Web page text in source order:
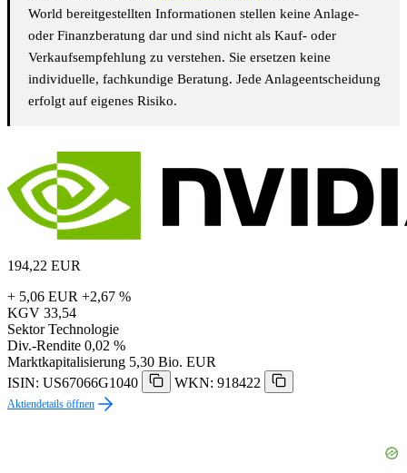
World bereitgestellten Informationen stellen keine Anlage-
oder Finanzberatung dar und sind nicht als Kauf- oder
Verkaufsempfehlung zu verstehen. Sie ersetzen keine
individuelle, fachkundige Beratung. Jede Anlageentscheidung
erfolgt auf eigenes Risiko.
194,22 EUR
+ 5,06 EUR +2,67 %
KGV 33,54
Sektor Technologie
Div.-Rendite 0,02 %
Marktkapitalisierung 5,30 Bio. EUR
ISIN: US67066G1040
WKN: 918422
Aktiendetails öffnen